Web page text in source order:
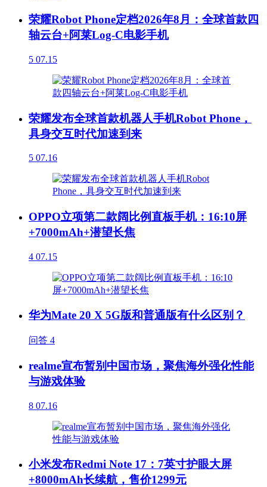
荣耀Robot Phone定档2026年8月：全球首款四
轴云台+阿莱Log-C电影手机
5 07.15
荣耀发布全球首款机器人手机Robot Phone，
具身交互时代加速到来
5 07.16
OPPO立项第二款阔比例直板手机：16:10屏
+7000mAh+潜望长焦
4 07.15
华为Mate 20 X 5G版和普通版有什么区别？
问答 4
realme宣布暂别中国市场，聚焦海外强化性能
与游戏体验
8 07.16
小米发布Redmi Note 17：7英寸护眼大屏
+8000mAh长续航，售价1299元